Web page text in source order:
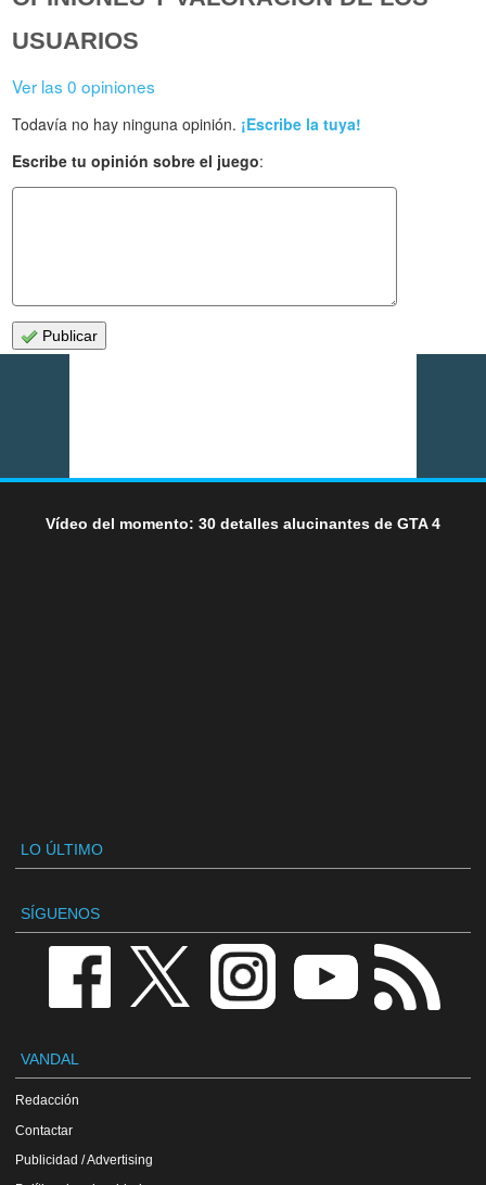
USUARIOS
Ver las 0 opiniones
Todavía no hay ninguna opinión. ¡Escribe la tuya!
Escribe tu opinión sobre el juego:
Publicar
Vídeo del momento: 30 detalles alucinantes de GTA 4
LO ÚLTIMO
SÍGUENOS
VANDAL
Redacción
Contactar
Publicidad / Advertising